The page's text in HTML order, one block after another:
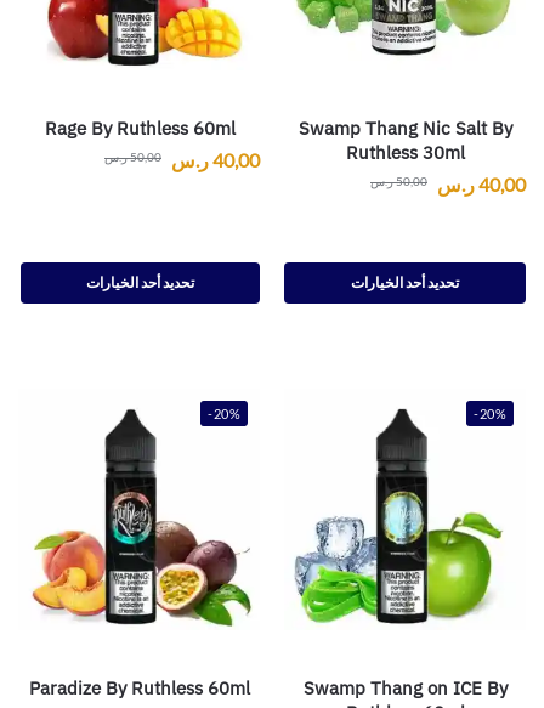
Swamp Thang Nic Salt By
Ruthless 30ml
50,00ر.س 40,00ر.س
تحديد أحد الخيارات
Rage By Ruthless 60ml
50,00ر.س 40,00ر.س
تحديد أحد الخيارات
-20%
Swamp Thang on ICE By
-20%
Paradize By Ruthless 60ml